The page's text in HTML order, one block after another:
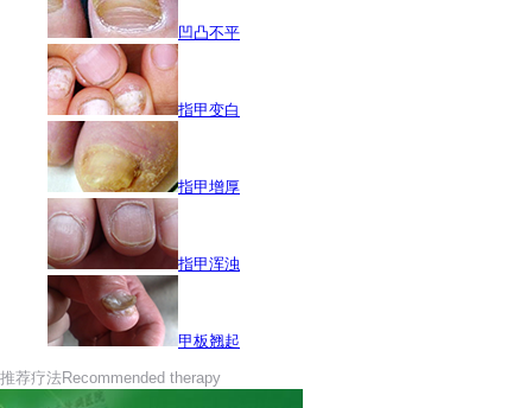
凹凸不平
指甲变白
指甲增厚
指甲浑浊
甲板翘起
推荐疗法Recommended therapy